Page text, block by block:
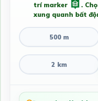
trí marker
.
xung quanh bất
500 m
2 km